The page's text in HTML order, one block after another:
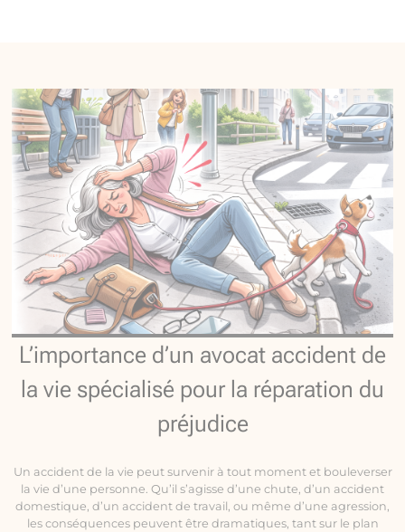
L’importance d’un avocat accident de
la vie spécialisé pour la réparation du
préjudice
Un accident de la vie peut survenir à tout moment et bouleverser
la vie d’une personne. Qu’il s’agisse d’une chute, d’un accident
domestique, d’un accident de travail, ou même d’une agression,
les conséquences peuvent être dramatiques, tant sur le plan